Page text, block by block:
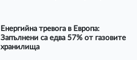
Енергийна тревога в Европа:
Запълнени са едва 57% от газовите
хранилища